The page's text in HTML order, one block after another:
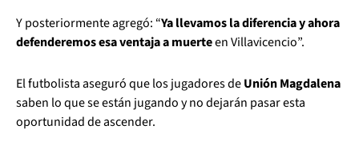
Y posteriormente agregó: “Ya llevamos la diferencia y ahora
defenderemos esa ventaja a muerteen Villavicencio”.
El futbolista aseguró que los jugadores deUnión Magdalena
saben lo que se están jugando y no dejarán pasar esta
oportunidad de ascender.